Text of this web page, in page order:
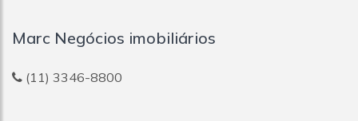
Marc Negócios imobiliários
(11) 3346-8800